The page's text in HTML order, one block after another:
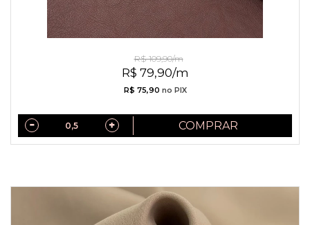
R$ 79,90/m
R$ 109,90/m
R$ 75,90 no PIX
COMPRAR